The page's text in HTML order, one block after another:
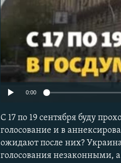
0:00
С 17 по 19 сентября буду
голосование и в
ожидают после них?
голосования незаконными,